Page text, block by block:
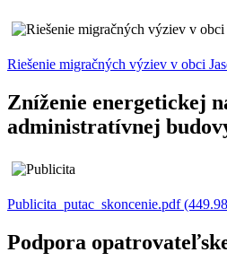
Riešenie migračných výziev v obci
Zníženie energetickej
administratívnej
Publicita_putac_skoncenie.pdf
Podpora